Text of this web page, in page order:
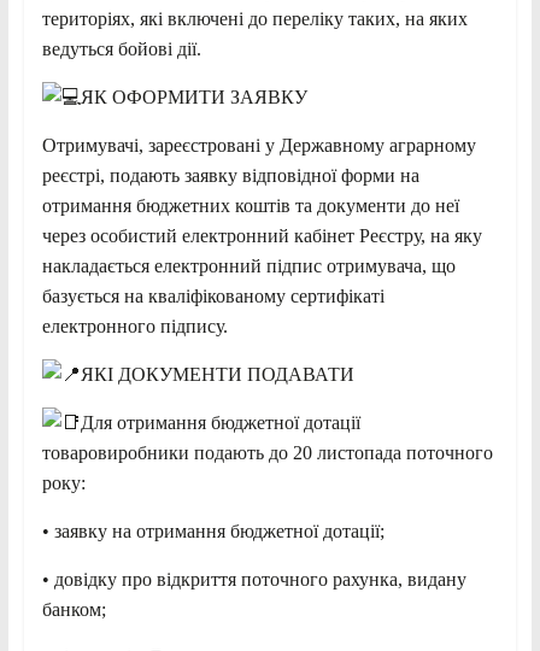
територіях, які включені до переліку таких, на яких
ведуться бойові дії.
ЯК ОФОРМИТИ ЗАЯВКУ
Отримувачі, зареєстровані у Державному аграрному
реєстрі, подають заявку відповідної форми на
отримання бюджетних коштів та документи до неї
через особистий електронний кабінет Реєстру, на яку
накладається електронний підпис отримувача, що
базується на кваліфікованому сертифікаті
електронного підпису.
ЯКІ ДОКУМЕНТИ ПОДАВАТИ
Для отримання бюджетної дотації
товаровиробники подають до 20 листопада поточного
року:
• заявку на отримання бюджетної дотації;
• довідку про відкриття поточного рахунка, видану
банком;